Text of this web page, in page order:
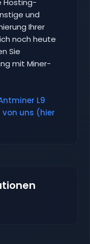
Hosting-
und
Ihrer
noch heute
Sie
mit Miner-
L9
von uns (hier